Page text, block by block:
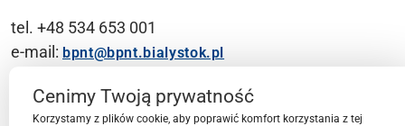
tel. +48 534 653 001
e-mail: bpnt@bpnt.bialystok.pl
Contact
Cenimy Twoją prywatność
Korzystamy z plików cookie, aby poprawić komfort korzystania z tej